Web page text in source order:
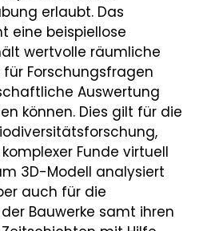
erlaubt. Das
eine beispiellose
wertvolle räumliche
Forschungsfragen
Auswertung
können. Dies gilt für die
Funde virtuell
3D-Modell analysiert
auch für die
Bauwerke samt ihren